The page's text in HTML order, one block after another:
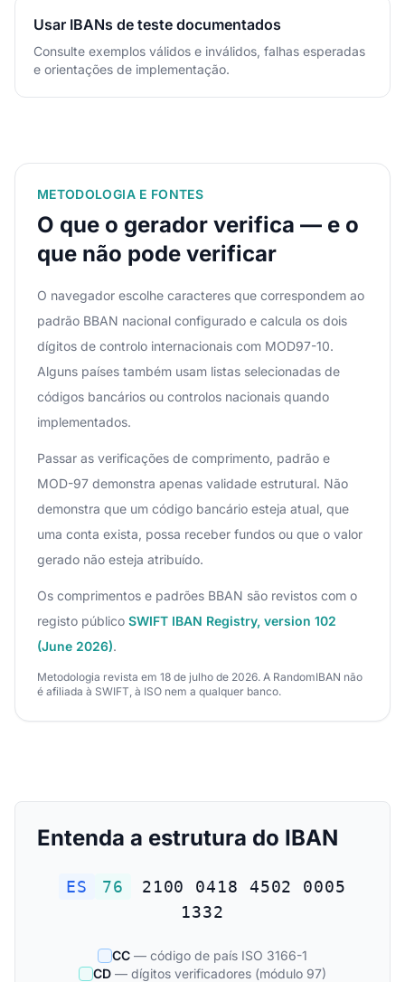
Usar IBANs de teste documentados
Consulte exemplos válidos e inválidos, falhas esperadas
e orientações de implementação.
METODOLOGIA E FONTES
O que o gerador verifica — e o
que não pode verificar
O navegador escolhe caracteres que correspondem ao
padrão BBAN nacional configurado e calcula os dois
dígitos de controlo internacionais com MOD97-10.
Alguns países também usam listas selecionadas de
códigos bancários ou controlos nacionais quando
implementados.
Passar as verificações de comprimento, padrão e
MOD-97 demonstra apenas validade estrutural. Não
demonstra que um código bancário esteja atual, que
uma conta exista, possa receber fundos ou que o valor
gerado não esteja atribuído.
Os comprimentos e padrões BBAN são revistos com o
registo público SWIFT IBAN Registry, version 102
(June 2026).
Metodologia revista em 18 de julho de 2026. A RandomIBAN não
é afiliada à SWIFT, à ISO nem a qualquer banco.
Entenda a estrutura do IBAN
ES 76
2100 0418 4502 0005
1332
CC — código de país ISO 3166-1
CD — dígitos verificadores (módulo 97)